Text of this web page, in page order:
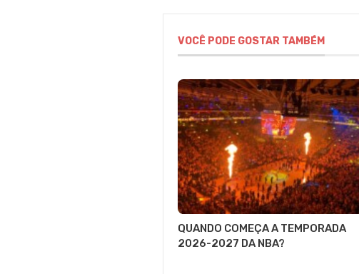
VOCÊ PODE GOSTAR TAMBÉM
QUANDO COMEÇA A TEMPORADA
2026-2027 DA NBA?